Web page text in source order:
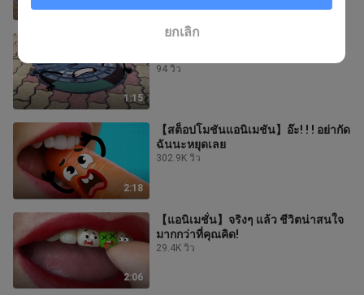
2:32
1:15
【อนิเมะ】เมื่อสิ่งของถูกทำให้มีชีวิต มี
94 วิว
2:18
【สต็อปโมชันแอนิเมชัน】อ๊ะ! ! ! อย่ากัด
ฉันนะหยุดเลย
302.9K วิว
2:06
【แอนิเมชั่น】จริงๆ แล้ว ชีวิตน่าสนใจ
มากกว่าที่คุณคิด!
29.4K วิว
ยกเลิก